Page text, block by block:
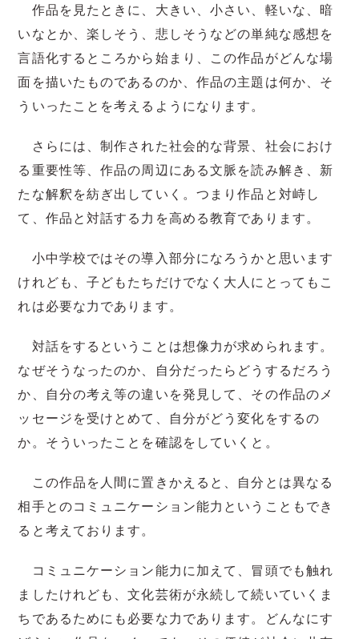
作品を見たときに、大きい、小さい、軽いな、暗
いなとか、楽しそう、悲しそうなどの単純な感想を
言語化するところから始まり、この作品がどんな場
面を描いたものであるのか、作品の主題は何か、そ
ういったことを考えるようになります。
さらには、制作された社会的な背景、社会におけ
る重要性等、作品の周辺にある文脈を読み解き、新
たな解釈を紡ぎ出していく。つまり作品と対峙し
て、作品と対話する力を高める教育であります。
小中学校ではその導入部分になろうかと思います
けれども、子どもたちだけでなく大人にとってもこ
れは必要な力であります。
対話をするということは想像力が求められます。
なぜそうなったのか、自分だったらどうするだろう
か、自分の考え等の違いを発見して、その作品のメ
ッセージを受けとめて、自分がどう変化をするの
か。そういったことを確認をしていくと。
この作品を人間に置きかえると、自分とは異なる
相手とのコミュニケーション能力ということもでき
ると考えております。
コミュニケーション能力に加えて、冒頭でも触れ
ましたけれども、文化芸術が永続して続いていくま
ちであるためにも必要な力であります。どんなにす